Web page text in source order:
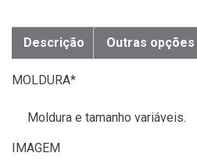
Descrição Outras opções
MOLDURA*
Moldura e tamanho variáveis.
IMAGEM